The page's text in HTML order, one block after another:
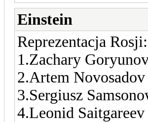
Einstein
Reprezentacja Rosji:
1.Zachary
2.Artem
3.Sergiusz
4.Leonid